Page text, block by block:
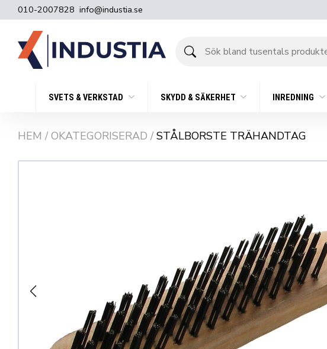
010-2007828 info@industia.se
bland
SVETS & VERKSTAD SKYDD & SÄKERHET INREDNING
HEM / OKATEGORISERAD / STÅLBORSTE TRÄHANDTAG